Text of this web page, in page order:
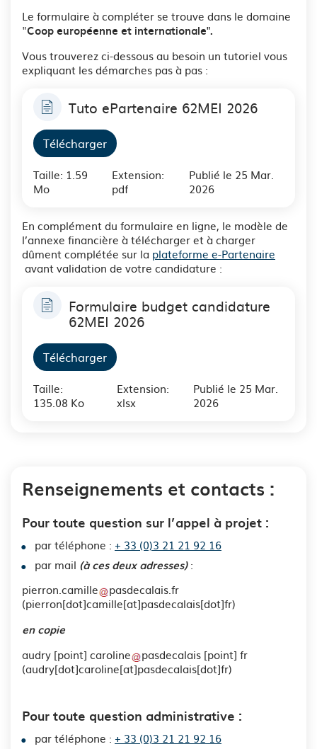
Le formulaire à compléter se trouve dans le domaine
"Coop européenne et internationale".
Vous trouverez ci-dessous au besoin un tutoriel vous
expliquant les démarches pas à pas :
Tuto ePartenaire 62MEI 2026
Télécharger
Taille: 1.59
Mo
Extension:
pdf
Publié le 25 Mar.
2026
En complément du formulaire en ligne, le modèle de
l’annexe financière à télécharger et à charger
dûment complétée sur la plateforme e-Partenaire
avant validation de votre candidature :
Formulaire budget candidature
62MEI 2026
Télécharger
Taille:
135.08 Ko
Extension:
xlsx
Publié le 25 Mar.
2026
Renseignements et contacts :
Pour toute question sur l’appel à projet :
par téléphone : + 33 (0)3 21 21 92 16
par mail (à ces deux adresses):
pierron.camille pasdecalais.fr
(pierron[dot]camille[at]pasdecalais[dot]fr)
en copie
audry [point] caroline pasdecalais [point] fr
(audry[dot]caroline[at]pasdecalais[dot]fr)
Pour toute question administrative :
par téléphone : + 33 (0)3 21 21 92 16